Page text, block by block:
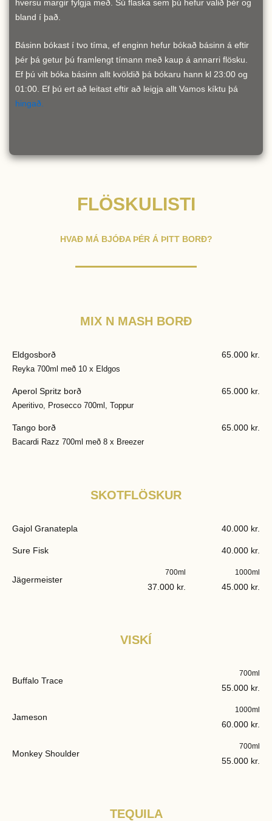
hversu margir fylgja með. Sú flaska sem þú hefur valið þér og
bland í það.
Básinn bókast í tvo tíma, ef enginn hefur bókað básinn á eftir
þér þá getur þú framlengt tímann með kaup á annarri flösku.
Ef þú vilt bóka básinn allt kvöldið þá bókaru hann kl 23:00 og
01:00. Ef þú ert að leitast eftir að leigja allt Vamos kíktu þá
hingað.
FLÖSKULISTI
HVAÐ MÁ BJÓÐA ÞÉR Á ÞITT BORÐ?
MIX N MASH BORÐ
Eldgosborð
Reyka 700ml með 10 x Eldgos
65.000 kr.
Aperol Spritz borð
Aperitivo, Prosecco 700ml, Toppur
65.000 kr.
Tango borð
Bacardi Razz 700ml með 8 x Breezer
65.000 kr.
SKOTFLÖSKUR
Gajol Granatepla 40.000 kr.
Sure Fisk 40.000 kr.
Jägermeister
700ml
37.000 kr.
1000ml
45.000 kr.
VISKÍ
Buffalo Trace
700ml
55.000 kr.
Jameson
1000ml
60.000 kr.
Monkey Shoulder
700ml
55.000 kr.
TEQUILA